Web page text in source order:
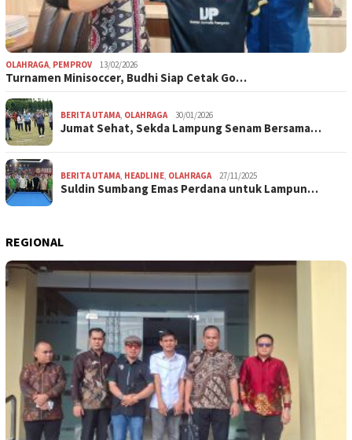
OLAHRAGA PEMPROV 13/02/2026
Turnamen Minisoccer, Budhi Siap Cetak Go…
BERITA UTAMA OLAHRAGA 30/01/2026
Jumat Sehat, Sekda Lampung Senam Bersama…
BERITA UTAMA HEADLINE OLAHRAGA 27/11/2025
Suldin Sumbang Emas Perdana untuk Lampun…
REGIONAL